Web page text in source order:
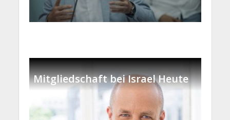
Mitgliedschaft bei Israel Heute